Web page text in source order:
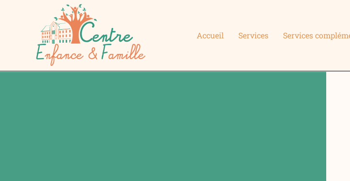
Accueil Services Services